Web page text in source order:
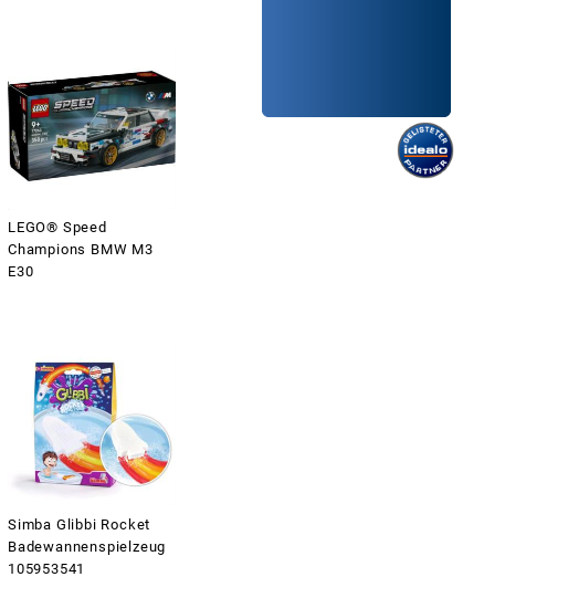
LEGO® Speed
Champions BMW M3
E30
Simba Glibbi Rocket
Badewannenspielzeug
105953541